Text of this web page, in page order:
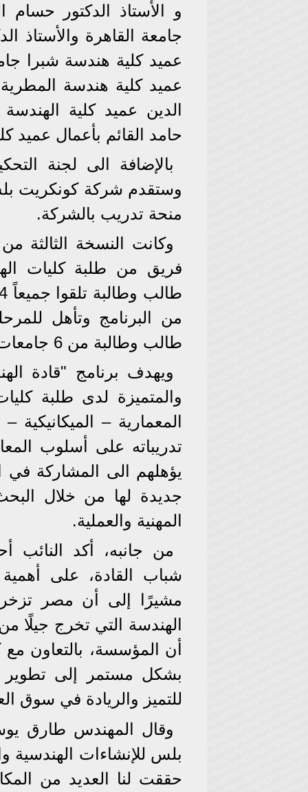
و الأستاذ الدكتور حسام
جامعة القاهرة والأستاذ
عميد كلية هندسة شبرا
عميد كلية هندسة المطرية
الدين عميد كلية
حامد القائم بأعمال عميد
بالإضافة الى لجنة
وستقدم شركة كونكريت بلس
منحة تدريب بالشركة.
طالب وطالبة من 6 جامعات مصرية.
ويهدف برنامج "قادة
والمتميزة لدى طلبة
المعمارية – الميكانيكية
تدريباته على أسلوب
يؤهلهم الى المشاركة في
جديدة لها من خلال
المهنية والعملية.
من جانبه، أكد
شباب القادة، على
مشيرًا إلى أن مصر تزخر
الهندسة التي تخرج جيلًا
أن المؤسسة، بالتعاون
بشكل مستمر إلى تطوير
للتميز والريادة في سوق
وقال المهندس طارق
بلس للإنشاءات الهندسية